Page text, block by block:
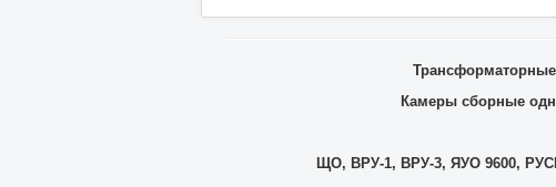
Камеры сборные
ЩО, ВРУ-1, ВРУ-3, ЯУО 9600,